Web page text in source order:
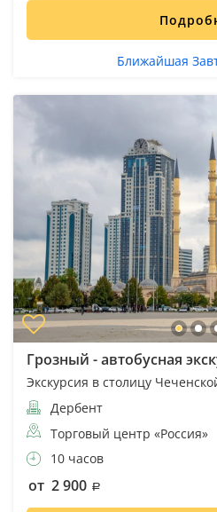
Ближайшая
Грозный - автобусная
Экскурсия в столицу
Дербент
Торговый центр «Россия»
10 часов
от 2 900